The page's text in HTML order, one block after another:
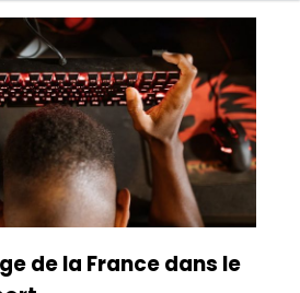
de la France dans le